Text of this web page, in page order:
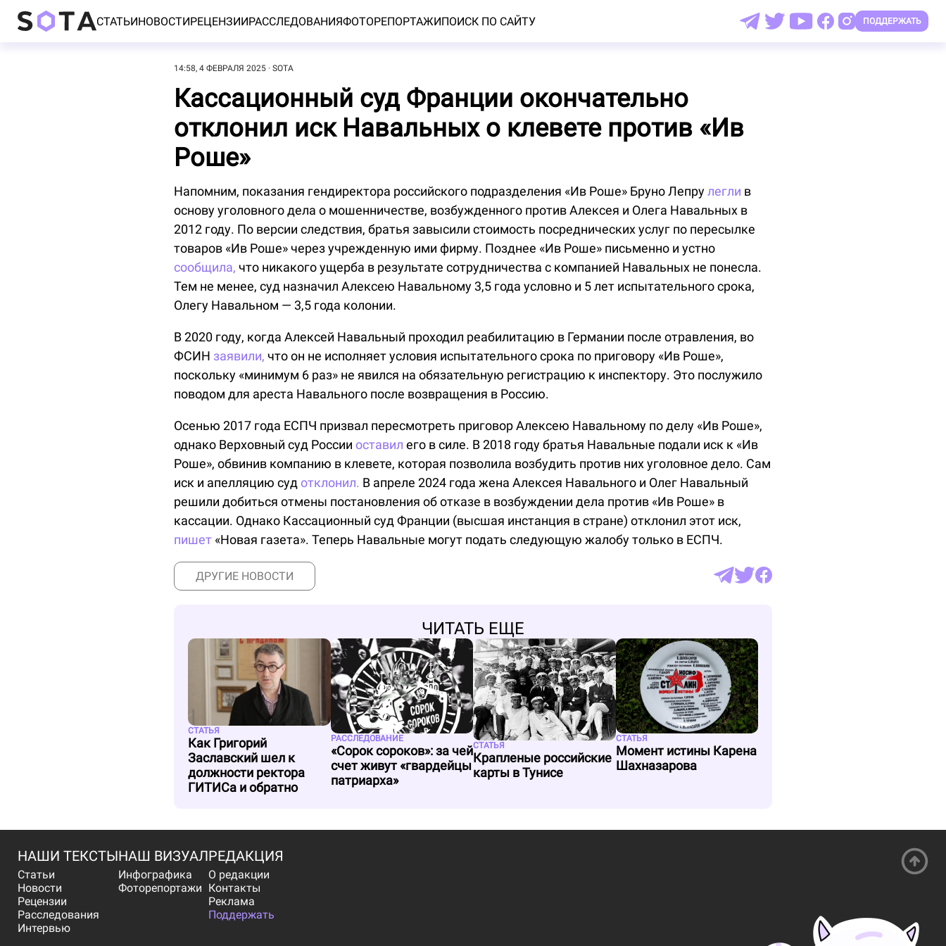
СТАТЬИНОВОСТИРЕЦЕНЗИИРАССЛЕДОВАНИЯФОТОРЕПОРТАЖИПОИСК ПО САЙТУ ПОДДЕРЖАТЬ
14:58, 4 ФЕВРАЛЯ 2025 SOTA
Кассационный суд Франции окончательно
отклонил иск Навальных о клевете против «Ив
Роше»
Напомним, показания гендиректора российского подразделения «Ив Роше» Бруно Лепрулегли в
основу уголовного дела о мошенничестве, возбужденного против Алексея и Олега Навальных в
2012 году. По версии следствия, братья завысили стоимость посреднических услуг по пересылке
товаров «Ив Роше» через учрежденную ими фирму. Позднее «Ив Роше» письменно и устно
сообщила, что никакого ущерба в результате сотрудничества с компанией Навальных не понесла.
Тем не менее, суд назначил Алексею Навальному 3,5 года условно и 5 лет испытательного срока,
Олегу Навальном — 3,5 года колонии.
В 2020 году, когда Алексей Навальный проходил реабилитацию в Германии после отравления, во
ФСИН заявили, что он не исполняет условия испытательного срока по приговору «Ив Роше»,
поскольку «минимум 6 раз» не явился на обязательную регистрацию к инспектору. Это послужило
поводом для ареста Навального после возвращения в Россию.
Осенью 2017 года ЕСПЧ призвал пересмотреть приговор Алексею Навальному по делу «Ив Роше»,
однако Верховный суд России оставил его в силе. В 2018 году братья Навальные подали иск к «Ив
Роше», обвинив компанию в клевете, которая позволила возбудить против них уголовное дело. Сам
иск и апелляцию судотклонил. В апреле 2024 года жена Алексея Навального и Олег Навальный
решили добиться отмены постановления об отказе в возбуждении дела против «Ив Роше» в
кассации. Однако Кассационный суд Франции (высшая инстанция в стране) отклонил этот иск,
пишет «Новая газета». Теперь Навальные могут подать следующую жалобу только в ЕСПЧ.
ДРУГИЕ НОВОСТИ
ЧИТАТЬ ЕЩЕ
СТАТЬЯ
Как Григорий
Заславский шел к
должности ректора
ГИТИСа и обратно
РАССЛЕДОВАНИЕ
«Сорок сороков»: за чей
счет живут «гвардейцы
патриарха»
СТАТЬЯ
Крапленые российские
карты в Тунисе
СТАТЬЯ
Момент истины Карена
Шахназарова
НАШИ ТЕКСТЫ
Статьи
Новости
Рецензии
Расследования
Интервью
НАШ ВИЗУАЛ
Инфографика
Фоторепортажи
РЕДАКЦИЯ
О редакции
Контакты
Реклама
Поддержать